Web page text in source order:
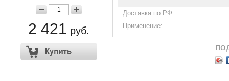
2 421 руб.
Доставка по РФ:
Применение: